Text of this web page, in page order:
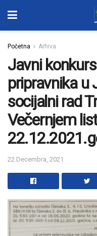
Početna Arhiva
Javni
pripravnika u
socijalni rad
Večernjem
22 Decembra, 2021